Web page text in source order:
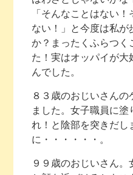
「そんなことはない
ない！」と今度は私
か？まったくふらつく
た！実はオッパイが大
んでした。
８３歳のおじいさん
ました。女子職員に塗
れ！と陰部を突きだし
に・・・・・・。
９９歳のおじいさん。